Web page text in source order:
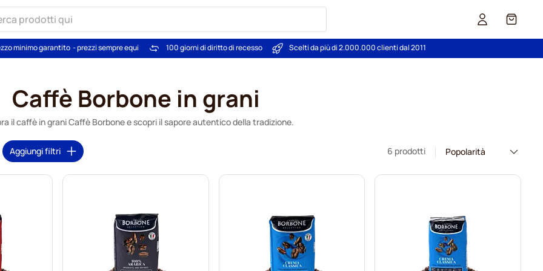
Carrello
minimo garantito- prezzi sempre equi 100 giorni di diritto di recesso Scelti da più di 2.000.000 clienti dal 2011
Caffè Borbone in grani
il caffè in grani Caffè Borbone e scopri il sapore autentico della tradizione.
Aggiungi filtri 6 prodotti